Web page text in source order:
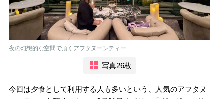
夜の幻想的な空間で頂くアフタヌーンティー
写真26枚
今回は夕食として利用する人も多いという、人気のアフタヌ